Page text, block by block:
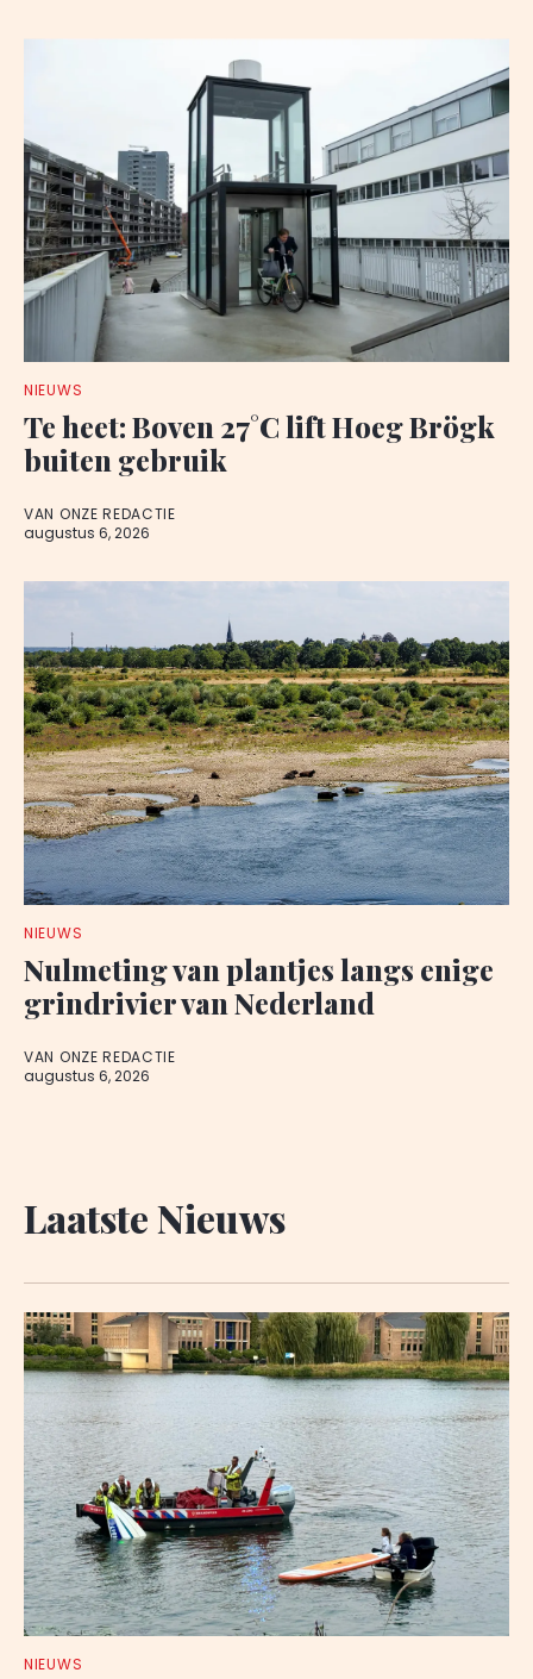
NIEUWS
Te heet: Boven 27°C lift Hoeg Brögk
buiten gebruik
VAN ONZE REDACTIE
augustus 6, 2026
NIEUWS
Nulmeting van plantjes langs enige
grindrivier van Nederland
VAN ONZE REDACTIE
augustus 6, 2026
Laatste Nieuws
NIEUWS